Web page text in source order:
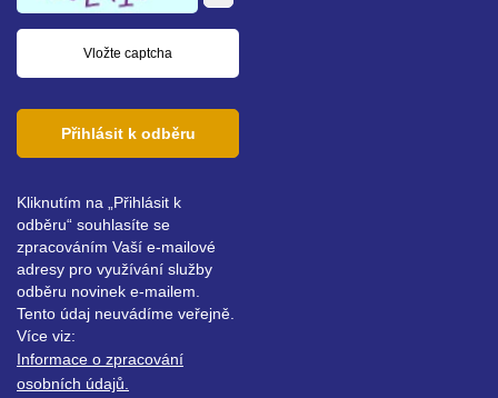
Přihlásit k odběru
Kliknutím na „Přihlásit k
odběru“ souhlasíte se
zpracováním Vaší e-mailové
adresy pro využívání služby
odběru novinek e-mailem.
Tento údaj neuvádíme veřejně.
Více viz:
Informace o zpracování
osobních údajů.